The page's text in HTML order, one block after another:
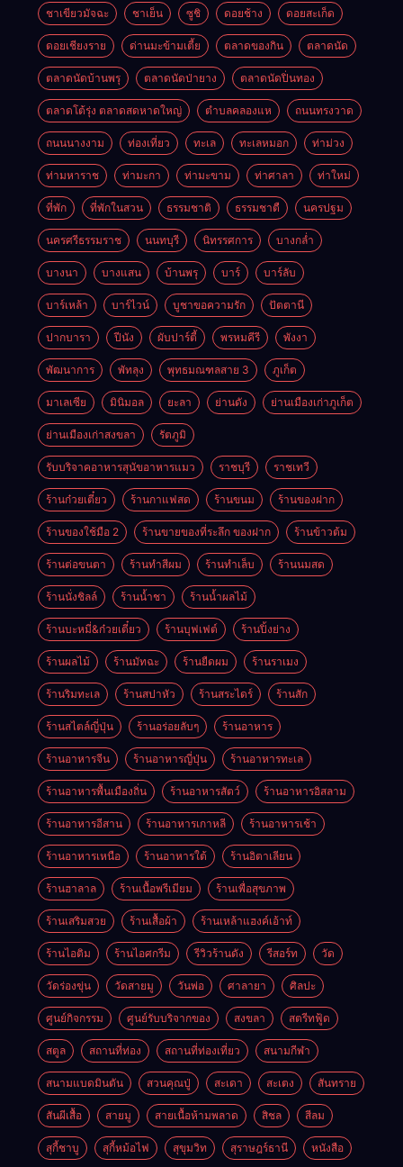
ชาเขียวมัจฉะ ชาเย็น ซูชิ ดอยช้าง ดอยสะเก็ด
ดอยเชียงราย ด่านมะข้ามเตี้ย ตลาดของกิน ตลาดนัด
ตลาดนัดบ้านพรุ ตลาดนัดป่ายาง ตลาดนัดปิ่นทอง
ตลาดโต้รุ่ง ตลาดสดหาดใหญ่ ตำบลคลองแห ถนนทรงวาด
ถนนนางงาม ท่องเที่ยว ทะเล ทะเลหมอก ท่าม่วง
ท่ามหาราช ท่ามะกา ท่ามะขาม ท่าศาลา ท่าใหม่
ที่พัก ที่พักในสวน ธรรมชาติ ธรรมชาตื นครปฐม
นครศรีธรรมราช นนทบุรี นิทรรศการ บางกล่ำ
บางนา บางแสน บ้านพรุ บาร์ บาร์ลับ
บาร์เหล้า บาร์ไวน์ บูชาขอความรัก ปัตตานี
ปากบารา ปีนัง ผับปาร์ตี้ พรหมคีรี พังงา
พัฒนาการ พัทลุง พุทธมณฑลสาย 3 ภูเก็ต
มาเลเซีย มินิมอล ยะลา ย่านดัง ย่านเมืองเก่าภูเก็ต
ย่านเมืองเก่าสงขลา รัตภูมิ
รับบริจาคอาหารสุนัขอาหารแมว ราชบุรี ราชเทวี
ร้านก๋วยเตี๋ยว ร้านกาแฟสด ร้านขนม ร้านของฝาก
ร้านของใช้มือ 2 ร้านขายของที่ระลึก ของฝาก ร้านข้าวต้ม
ร้านต่อขนตา ร้านทำสีผม ร้านทำเล็บ ร้านนมสด
ร้านนั่งชิลล์ ร้านน้ำชา ร้านน้ำผลไม้
ร้านบะหมี่&ก๋วยเตี๋ยว ร้านบุฟเฟต์ ร้านปิ้งย่าง
ร้านผลไม้ ร้านมัทฉะ ร้านยืดผม ร้านราเมง
ร้านริมทะเล ร้านสปาหัว ร้านสระไดร์ ร้านสัก
ร้านสไตล์ญี่ปุ่น ร้านอร่อยลับๆ ร้านอาหาร
ร้านอาหารจีน ร้านอาหารญี่ปุ่น ร้านอาหารทะเล
ร้านอาหารพื้นเมืองถิ่น ร้านอาหารสัตว์ ร้านอาหารอิสลาม
ร้านอาหารอีสาน ร้านอาหารเกาหลี ร้านอาหารเช้า
ร้านอาหารเหนือ ร้านอาหารใต้ ร้านอิตาเลียน
ร้านฮาลาล ร้านเนื้อพรีเมียม ร้านเพื่อสุขภาพ
ร้านเสริมสวย ร้านเสื้อผ้า ร้านเหล้าแฮงค์เอ้าท์
ร้านไอติม ร้านไอศกรีม รีวิวร้านดัง รีสอร์ท วัด
วัดร่องขุ่น วัดสายมู วันพ่อ ศาลายา ศิลปะ
ศูนย์กิจกรรม ศูนย์รับบริจากของ สงขลา สตรีทฟู้ด
สตูล สถานที่ท่อง สถานที่ท่องเที่ยว สนามกีฬา
สนามแบดมินตัน สวนคุณปู่ สะเดา สะเตง สันทราย
สันผีเสื้อ สายมู สายเนื้อห้ามพลาด สิชล สีลม
สุกี้ชาบู สุกี้หม้อไฟ สุขุมวิท สุราษฎร์ธานี หนังสือ